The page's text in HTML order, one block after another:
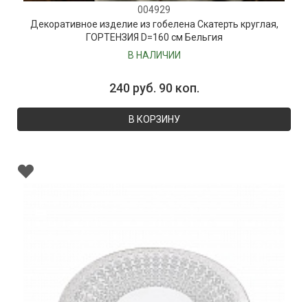
004929
Декоративное изделие из гобелена Скатерть круглая,
ГОРТЕНЗИЯ D=160 см Бельгия
В НАЛИЧИИ
240 руб. 90 коп.
В КОРЗИНУ